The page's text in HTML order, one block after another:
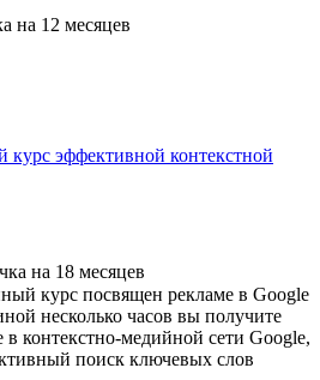
на 12 месяцев
курс эффективной контекстной
на 18 месяцев
курс посвящен рекламе в Google
несколько часов вы получите
в контекстно-медийной сети Google,
поиск ключевых слов